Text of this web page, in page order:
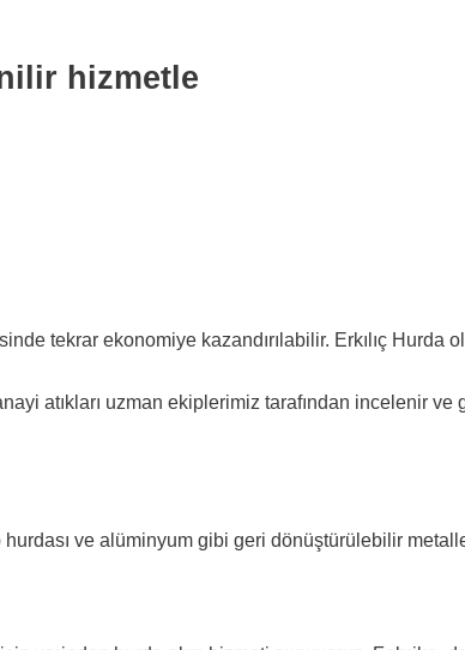
hizmetle
tekrar ekonomiye kazandırılabilir. Erkılıç Hurda
atıkları uzman ekiplerimiz tarafından incelenir ve
hurdası ve alüminyum gibi geri dönüştürülebilir